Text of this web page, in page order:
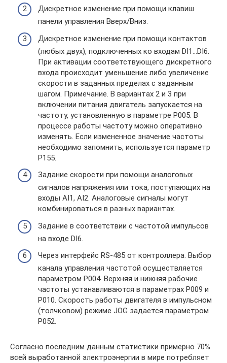
Дискретное изменение при помощи клавиш
панели управления Вверх/Вниз.
Дискретное изменение при помощи контактов
(любых двух), подключенных ко входам DI1…DI6.
При активации соответствующего дискретного
входа происходит уменьшение либо увеличение
скорости в заданных пределах с заданным
шагом. Примечание. В вариантах 2 и 3 при
включении питания двигатель запускается на
частоту, установленную в параметре Р005. В
процессе работы частоту можно оперативно
изменять. Если измененное значение частоты
необходимо запомнить, используется параметр
Р155.
Задание скорости при помощи аналоговых
сигналов напряжения или тока, поступающих на
входы AI1, AI2. Аналоговые сигналы могут
комбинироваться в разных вариантах.
Задание в соответствии с частотой импульсов
на входе DI6.
Через интерфейс RS-485 от контроллера. Выбор
канала управления частотой осуществляется
параметром Р004. Верхняя и нижняя рабочие
частоты устанавливаются в параметрах Р009 и
Р010. Скорость работы двигателя в импульсном
(толчковом) режиме JOG задается параметром
Р052.
Согласно последним данным статистики примерно 70%
всей выработанной электроэнергии в мире потребляет